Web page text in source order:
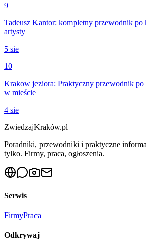
9
Tadeusz Kantor: kompletny przewodnik po
artysty
5 sie
10
Krakow jeziora: Praktyczny przewodnik po
w mieście
4 sie
ZwiedzajKraków.pl
Poradniki, przewodniki i praktyczne
tylko. Firmy, praca, ogłoszenia.
Serwis
FirmyPraca
Odkrywaj